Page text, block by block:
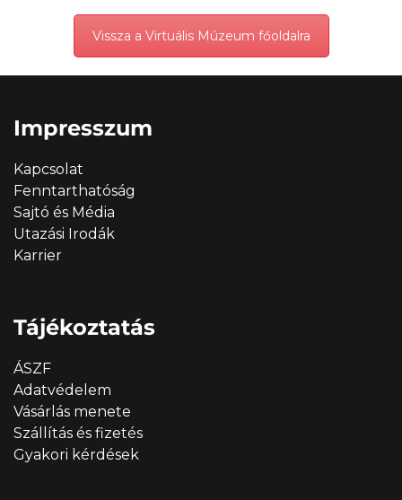
Vissza a Virtuális Múzeum főoldalra
Impresszum
Kapcsolat
Fenntarthatóság
Sajtó és Média
Utazási Irodák
Karrier
Tájékoztatás
ÁSZF
Adatvédelem
Vásárlás menete
Szállítás és fizetés
Gyakori kérdések